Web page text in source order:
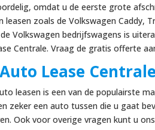
omdat u de eerste grote
zoals de Volkswagen Caddy,
Volkswagen bedrijfswagens is
Centrale. Vraag de gratis offerte
Lease Centrale
leasen is een van de populairste
zeker een auto tussen die u gaat
Ook voor overige vragen kunt u